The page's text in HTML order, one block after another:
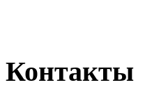
Контакты